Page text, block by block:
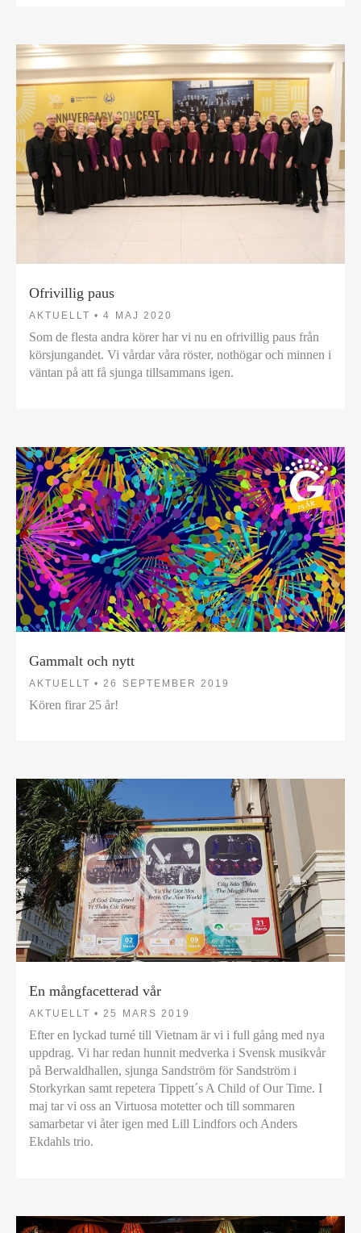
Ofrivillig paus
AKTUELLT • 4 MAJ 2020
Som de flesta andra körer har vi nu en ofrivillig paus från
körsjungandet. Vi vårdar våra röster, nothögar och minnen i
väntan på att få sjunga tillsammans igen.
Gammalt och nytt
AKTUELLT • 26 SEPTEMBER 2019
Kören firar 25 år!
En mångfacetterad vår
AKTUELLT • 25 MARS 2019
Efter en lyckad turné till Vietnam är vi i full gång med nya
uppdrag. Vi har redan hunnit medverka i Svensk musikvår
på Berwaldhallen, sjunga Sandström för Sandström i
Storkyrkan samt repetera Tippett´s A Child of Our Time. I
maj tar vi oss an Virtuosa motetter och till sommaren
samarbetar vi åter igen med Lill Lindfors och Anders
Ekdahls trio.